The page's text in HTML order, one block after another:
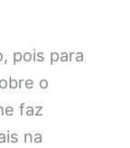
pois para
o
faz
na